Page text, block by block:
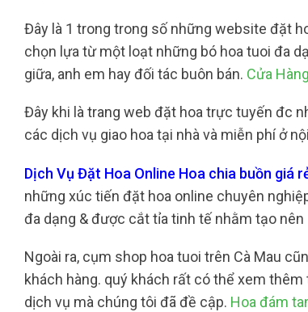
Đây là 1 trong trong số những website đặt
chọn lựa từ một loạt những bó hoa tuoi đa
giữa, anh em hay đối tác buôn bán. Cửa
Đây khi là trang web đặt hoa trực tuyến đc
các dịch vụ giao hoa tại nhà và miễn phí ở
Dịch Vụ Đặt Hoa Online Hoa chia buồn giá
những xúc tiến đặt hoa online chuyên
đa dạng & được cắt tỉa tinh tế nhằm tạo
Ngoài ra, cụm shop hoa tuoi trên Cà Mau
khách hàng. quý khách rất có thể xem
dịch vụ mà chúng tôi đã đề cập. Hoa đám